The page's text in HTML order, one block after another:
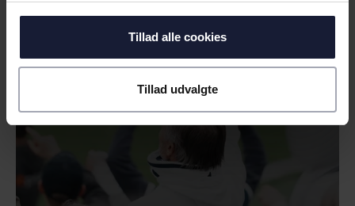
Tillad alle cookies
Tillad udvalgte
UDSOLGT TIL UDEKAMPEN MOD